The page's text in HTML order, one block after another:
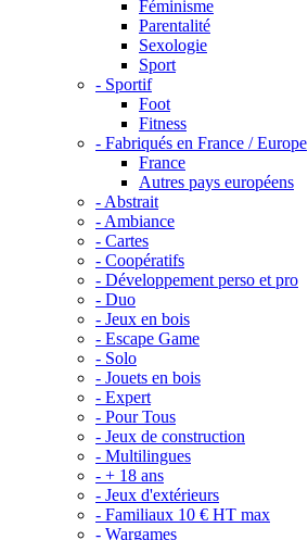
Féminisme
Parentalité
Sexologie
Sport
- Sportif
Foot
Fitness
- Fabriqués en France / Europe
France
Autres pays européens
- Abstrait
- Ambiance
- Cartes
- Coopératifs
- Développement perso et pro
- Duo
- Jeux en bois
- Escape Game
- Solo
- Jouets en bois
- Expert
- Pour Tous
- Jeux de construction
- Multilingues
- + 18 ans
- Jeux d'extérieurs
- Familiaux 10 € HT max
- Wargames